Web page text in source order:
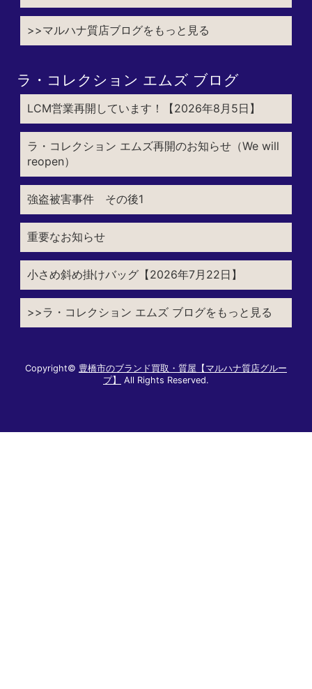
>>マルハナ質店ブログをもっと見る
ラ・コレクション エムズ ブログ
LCM営業再開しています！【2026年8月5日】
ラ・コレクション エムズ再開のお知らせ（We will
reopen）
強盗被害事件 その後1
重要なお知らせ
小さめ斜め掛けバッグ【2026年7月22日】
>>ラ・コレクション エムズ ブログをもっと見る
Copyright© 豊橋市のブランド買取・質屋【マルハナ質店グルー
プ】
All Rights Reserved.